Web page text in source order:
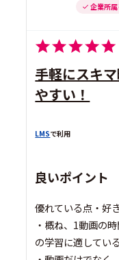
企業所
手軽にスキ
やすい！
LMSで利用
良いポイント
優れている点・好
・概ね、1動画の
の学習に適している